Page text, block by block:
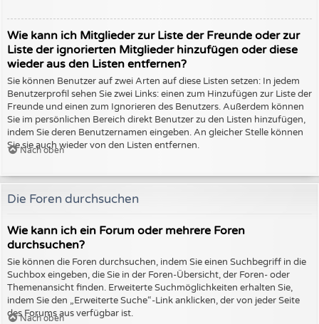
Wie kann ich Mitglieder zur Liste der Freunde oder zur
Liste der ignorierten Mitglieder hinzufügen oder diese
wieder aus den Listen entfernen?
Sie können Benutzer auf zwei Arten auf diese Listen setzen: In jedem
Benutzerprofil sehen Sie zwei Links: einen zum Hinzufügen zur Liste der
Freunde und einen zum Ignorieren des Benutzers. Außerdem können
Sie im persönlichen Bereich direkt Benutzer zu den Listen hinzufügen,
indem Sie deren Benutzernamen eingeben. An gleicher Stelle können
Sie sie auch wieder von den Listen entfernen.
Nach oben
Die Foren durchsuchen
Wie kann ich ein Forum oder mehrere Foren
durchsuchen?
Sie können die Foren durchsuchen, indem Sie einen Suchbegriff in die
Suchbox eingeben, die Sie in der Foren-Übersicht, der Foren- oder
Themenansicht finden. Erweiterte Suchmöglichkeiten erhalten Sie,
indem Sie den „Erweiterte Suche“-Link anklicken, der von jeder Seite
des Forums aus verfügbar ist.
Nach oben